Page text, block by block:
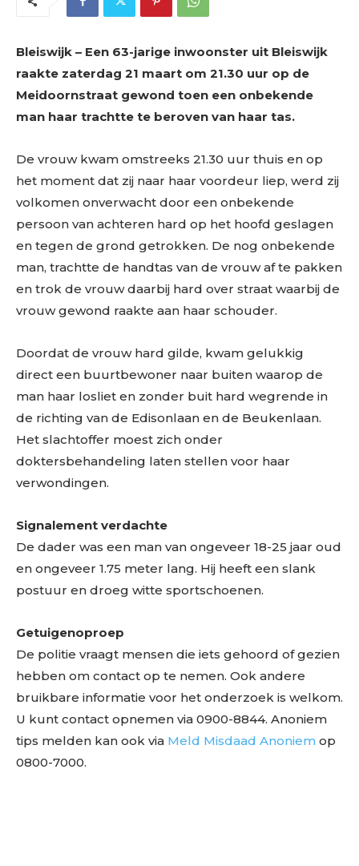
Bleiswijk – Een 63-jarige inwoonster uit Bleiswijk
raakte zaterdag 21 maart om 21.30 uur op de
Meidoornstraat gewond toen een onbekende
man haar trachtte te beroven van haar tas.
De vrouw kwam omstreeks 21.30 uur thuis en op
het moment dat zij naar haar voordeur liep, werd zij
volkomen onverwacht door een onbekende
persoon van achteren hard op het hoofd geslagen
en tegen de grond getrokken. De nog onbekende
man, trachtte de handtas van de vrouw af te pakken
en trok de vrouw daarbij hard over straat waarbij de
vrouw gewond raakte aan haar schouder.
Doordat de vrouw hard gilde, kwam gelukkig
direct een buurtbewoner naar buiten waarop de
man haar losliet en zonder buit hard wegrende in
de richting van de Edisonlaan en de Beukenlaan.
Het slachtoffer moest zich onder
doktersbehandeling laten stellen voor haar
verwondingen.
Signalement verdachte
De dader was een man van ongeveer 18-25 jaar oud
en ongeveer 1.75 meter lang. Hij heeft een slank
postuur en droeg witte sportschoenen.
Getuigenoproep
De politie vraagt mensen die iets gehoord of gezien
hebben om contact op te nemen. Ook andere
bruikbare informatie voor het onderzoek is welkom.
U kunt contact opnemen via 0900-8844. Anoniem
tips melden kan ook via Meld Misdaad Anoniem op
0800-7000.